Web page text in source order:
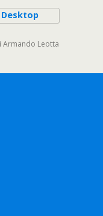
Desktop
Armando Leotta